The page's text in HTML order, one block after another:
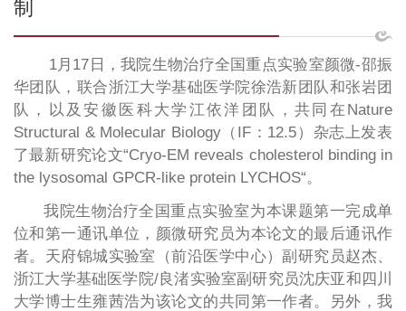
制
1月17日，我院生物治疗全国重点实验室颜微-邵振
华团队，联合浙江大学基础医学院徐浩新团队和张岩团
队，以及安徽医科大学江依洋团队，共同在Nature
Structural & Molecular Biology（IF：12.5）杂志上发表
了最新研究论文“Cryo-EM reveals cholesterol binding in
the lysosomal GPCR-like protein LYCHOS“。
我院生物治疗全国重点实验室为本课题第一完成单
位和第一通讯单位，颜微研究员为本论文的最后通讯作
者。天府锦城实验室（前沿医学中心）副研究员赵杰、
浙江大学基础医学院/良渚实验室副研究员沈庆亚和四川
大学博士生雍茜浩为该论文的共同第一作者。另外，我